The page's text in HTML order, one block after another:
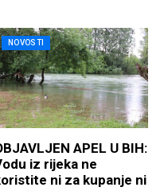
NOVOSTI
APEL U BIH:
iz rijeka ne
ni za kupanje ni